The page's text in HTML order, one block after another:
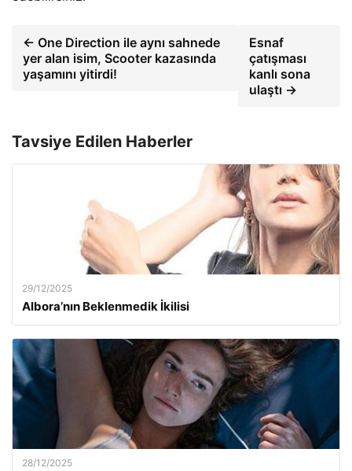
← One Direction ile aynı sahnede
yer alan isim, Scooter kazasında
yaşamını yitirdi!
Esnaf
çatışması
kanlı sona
ulaştı →
Tavsiye Edilen Haberler
29/12/2025
Albora’nın Beklenmedik İkilisi
28/12/2025